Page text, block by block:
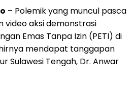
– Polemik yang muncul pasca
aksi demonstrasi
Emas Tanpa Izin (PETI) di
mendapat tanggapan
Sulawesi Tengah, Dr. Anwar